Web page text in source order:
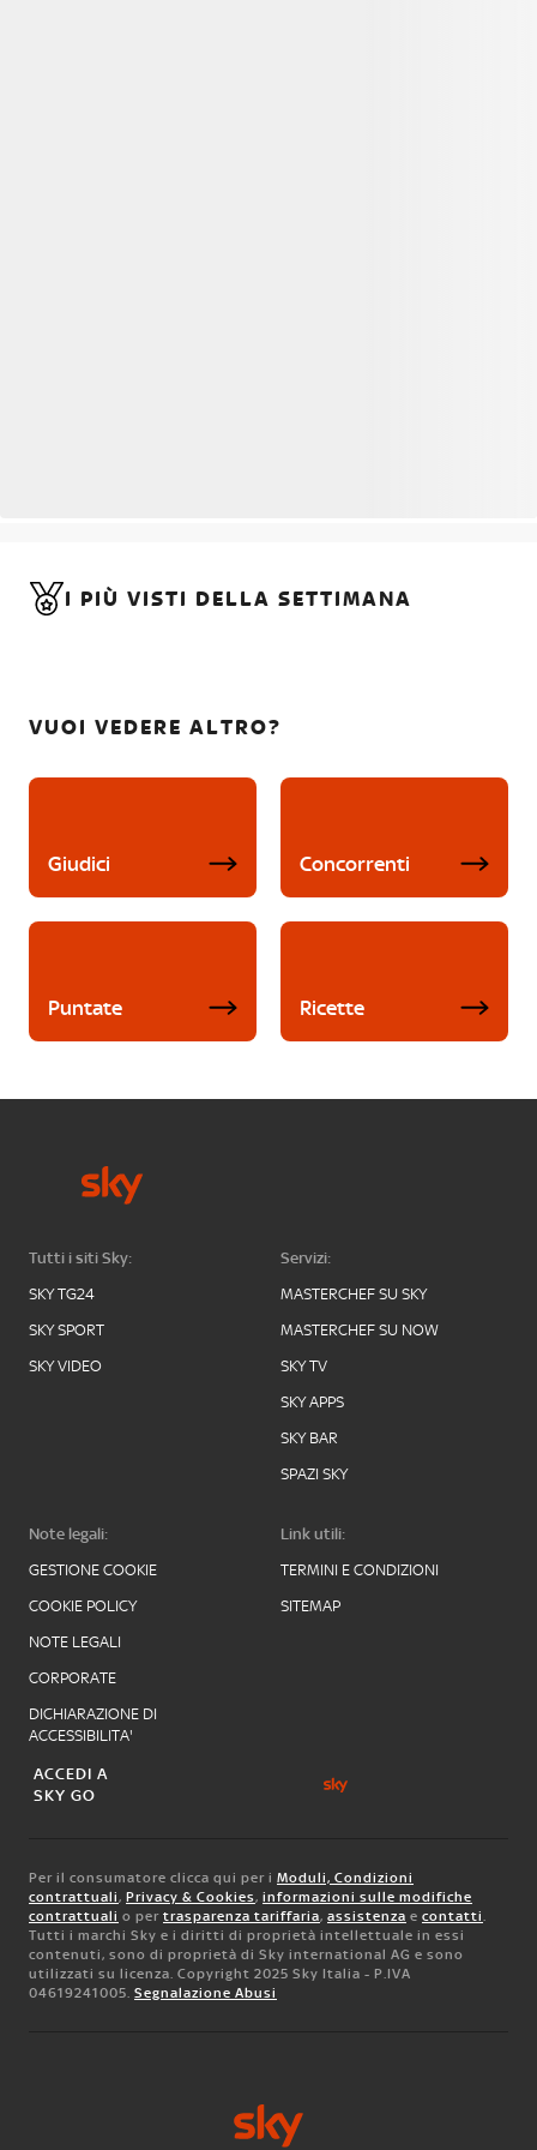
I PIÙ VISTI DELLA SETTIMANA
VUOI VEDERE ALTRO?
Giudici Concorrenti
Puntate Ricette
Tutti i siti Sky:
SKY TG24
SKY SPORT
SKY VIDEO
Servizi:
MASTERCHEF SU SKY
MASTERCHEF SU NOW
SKY TV
SKY APPS
SKY BAR
SPAZI SKY
Note legali:
GESTIONE COOKIE
COOKIE POLICY
NOTE LEGALI
CORPORATE
DICHIARAZIONE DI
ACCESSIBILITA'
Link utili:
TERMINI E CONDIZIONI
SITEMAP
ACCEDI A
SKY GO
Per il consumatore clicca qui per i Moduli, Condizioni
contrattuali, Privacy & Cookies, informazioni sulle modifiche
contrattuali o per trasparenza tariffaria, assistenza e contatti.
Tutti i marchi Sky e i diritti di proprietà intellettuale in essi
contenuti, sono di proprietà di Sky international AG e sono
utilizzati su licenza. Copyright 2025 Sky Italia - P.IVA
04619241005. Segnalazione Abusi